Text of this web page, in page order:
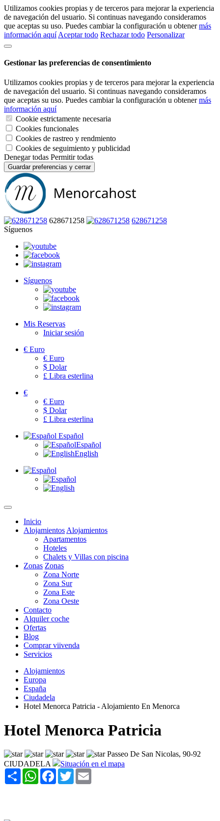
Utilizamos cookies propias y de terceros para mejorar la experiencia
de navegación del usuario. Si continuas navegando consideramos
que aceptas su uso. Puedes cambiar la configuración u obtenermás
información aquí Aceptar todo Rechazar todo Personalizar
Gestionar las preferencias de consentimiento
Utilizamos cookies propias y de terceros para mejorar la experiencia
de navegación del usuario. Si continuas navegando consideramos
que aceptas su uso. Puedes cambiar la configuración u obtenermás
información aquí
Cookie estrictamente necesaria
Cookies funcionales
Cookies de rastreo y rendmiento
Cookies de seguimiento y publicidad
Denegar todas Permitir todas
Guardar preferencias y cerrar
628671258
628671258
Síguenos
Síguenos
Mis Reservas
Iniciar sesión
€ Euro
€ Euro
$ Dolar
£ Libra esterlina
€
€ Euro
$ Dolar
£ Libra esterlina
Español
Español
English
Inicio
Alojamientos Alojamientos
Apartamentos
Hoteles
Chalets y Villas con piscina
Zonas Zonas
Zona Norte
Zona Sur
Zona Este
Zona Oeste
Contacto
Alquiler coche
Ofertas
Blog
Comprar viivenda
Servicios
Alojamientos
Europa
España
Ciudadela
Hotel Menorca Patricia - Alojamiento En Menorca
Hotel Menorca Patricia
Passeo De San Nicolas, 90-92
CIUDADELA
Situación en el mapa
Share WhatsAppFacebook
Twitter